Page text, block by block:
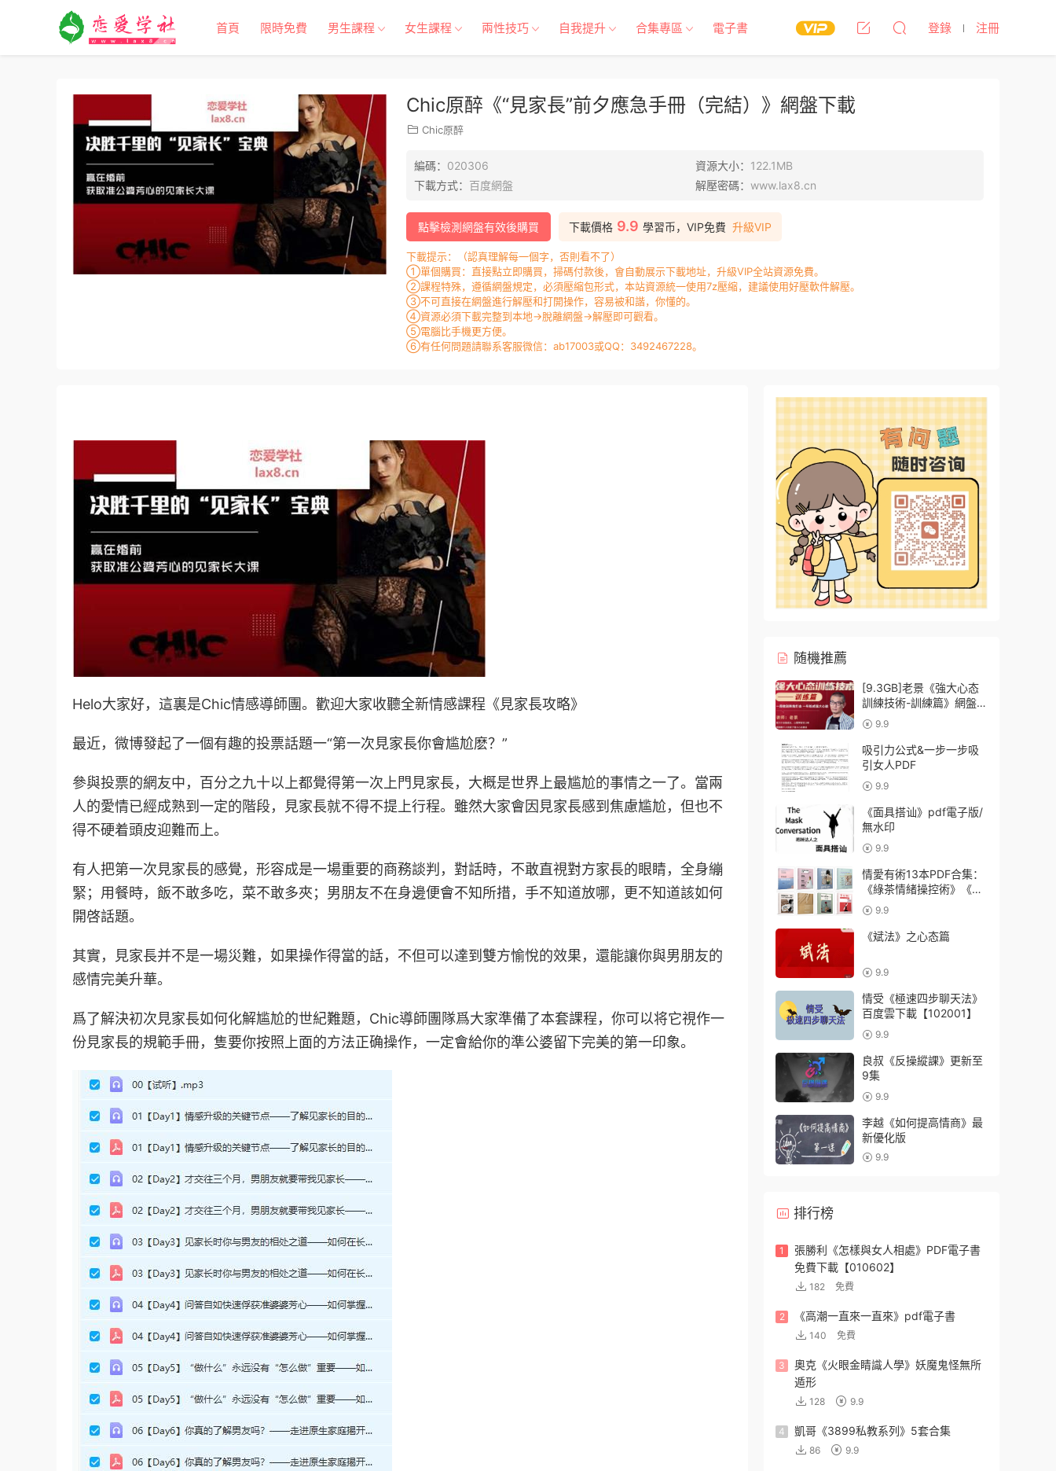
首頁 限時免費 男生課程 女生課程 兩性技巧 自我提升 合集專區 電子書 登錄 注冊
Chic原醉《“見家長”前夕應急手冊（完結）》網盤下載
Chic原醉
編碼： 020306 資源大小： 122.1MB
下載方式： 百度網盤 解壓密碼： www.lax8.cn
下載價格 9.9 學習币，VIP免費 升級VIP
點擊檢測網盤有效後購買
下載提示：（認真理解每一個字，否則看不了）
①單個購買：直接點立即購買，掃碼付款後，會自動展示下載地址，升級VIP全站資源免費。
②課程特殊，遵循網盤規定，必須壓縮包形式，本站資源統一使用7z壓縮，建議使用好壓軟件解壓。
③不可直接在網盤進行解壓和打開操作，容易被和諧，你懂的。
④資源必須下載完整到本地→脫離網盤→解壓即可觀看。
⑤電腦比手機更方便。
⑥有任何問題請聯系客服微信：ab17003或QQ：3492467228。
Helo大家好，這裏是Chic情感導師團。歡迎大家收聽全新情感課程《見家長攻略》
最近，微博發起了一個有趣的投票話題一“第一次見家長你會尴尬麽？”
參與投票的網友中，百分之九十以上都覺得第一次上門見家長，大概是世界上最尴尬的事情之一了。當兩
人的愛情已經成熟到一定的階段，見家長就不得不提上行程。雖然大家會因見家長感到焦慮尴尬，但也不
得不硬着頭皮迎難而上。
有人把第一次見家長的感覺，形容成是一場重要的商務談判，對話時，不敢直視對方家長的眼睛，全身繃
緊；用餐時，飯不敢多吃，菜不敢多夾；男朋友不在身邊便會不知所措，手不知道放哪，更不知道該如何
開啓話題。
其實，見家長并不是一場災難，如果操作得當的話，不但可以達到雙方愉悅的效果，還能讓你與男朋友的
感情完美升華。
爲了解決初次見家長如何化解尴尬的世紀難題，Chic導師團隊爲大家準備了本套課程，你可以将它視作一
份見家長的規範手冊，隻要你按照上面的方法正确操作，一定會給你的準公婆留下完美的第一印象。
随機推薦
[9.3GB]老景《強大心态
訓練技術-訓練篇》網盤下
載【010807】
9.9
吸引力公式&一步一步吸
引女人PDF
9.9
《面具搭讪》pdf電子版/
無水印
9.9
情愛有術13本PDF合集：
《綠茶‮緒情‬操控術》《綠‮
高茶‬嫁手冊》《讀懂‮級超‬
富豪》《姣姬戰術》《獵
女口技》《婚戀中的吸金
9.9
《斌法》之心态篇
9.9
情受《極速四步聊天法》
百度雲下載【102001】
9.9
良叔《反操縱課》更新至
9集
9.9
李越《如何提高情商》最
新優化版
9.9
排行榜
1
張勝利《怎樣與女人相處》PDF電子書
免費下載【010602】
182 免費
2 《高潮一直來一直來》pdf電子書
140 免費
3
奧克《火眼金睛識人學》妖魔鬼怪無所
遁形
128 9.9
4 凱哥《3899私教系列》5套合集
86 9.9